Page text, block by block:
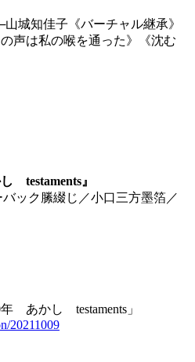
城知佳子《バーチャル継承》
声は私の喉を通った》《沈む
testaments』
ック縢綴じ／小口三方墨箔／
あかし testaments」
20211009